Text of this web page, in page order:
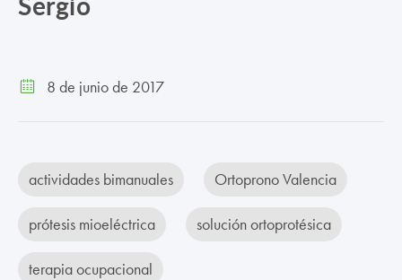
8 de junio de 2017
actividades bimanuales Ortoprono Valencia
prótesis mioeléctrica solución ortoprotésica
terapia ocupacional